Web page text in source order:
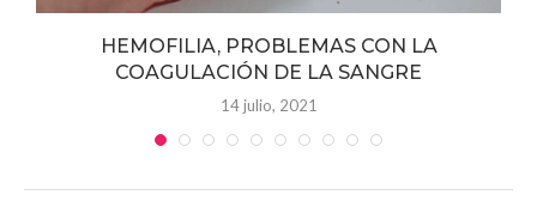
HEMOFILIA, PROBLEMAS CON LA
COAGULACIÓN DE LA SANGRE
14 julio, 2021